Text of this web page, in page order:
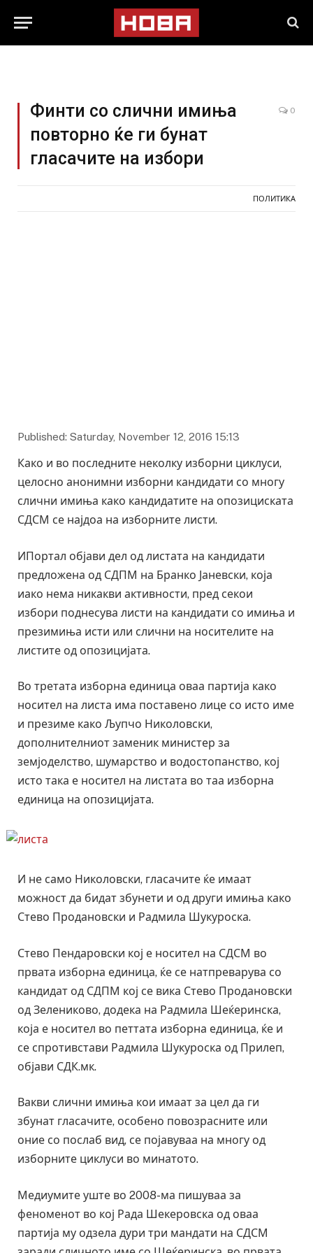
Финти со слични имиња
повторно ќе ги бунат
гласачите на избори
0
ПОЛИТИКА
Published: Saturday, November 12, 2016 15:13
Како и во последните неколку изборни циклуси,
целосно анонимни изборни кандидати со многу
слични имиња како кандидатите на опозициската
СДСМ се најдоа на изборните листи.
ИПортал објави дел од листата на кандидати
предложена од СДПМ на Бранко Јаневски, која
иако нема никакви активности, пред секои
избори поднесува листи на кандидати со имиња и
презимиња исти или слични на носителите на
листите од опозицијата.
Во третата изборна единица оваа партија како
носител на листа има поставено лице со исто име
и презиме како Љупчо Николовски,
дополнителниот заменик министер за
земјоделство, шумарство и водостопанство, кој
исто така е носител на листата во таа изборна
единица на опозицијата.
И не само Николовски, гласачите ќе имаат
можност да бидат збунети и од други имиња како
Стево Продановски и Радмила Шукуроска.
Стево Пендаровски кој е носител на СДСМ во
првата изборна единица, ќе се натпреварува со
кандидат од СДПМ кој се вика Стево Продановски
од Зелениково, додека на Радмила Шеќеринска,
која е носител во петтата изборна единица, ќе и
се спротивстави Радмила Шукуроска од Прилеп,
објави СДК.мк.
Вакви слични имиња кои имаат за цел да ги
збунат гласачите, особено повозрасните или
оние со послаб вид, се појавуваа на многу од
изборните циклуси во минатото.
Медиумите уште во 2008-ма пишуваа за
феноменот во кој Рада Шекеровска од оваа
партија му одзела дури три мандати на СДСМ